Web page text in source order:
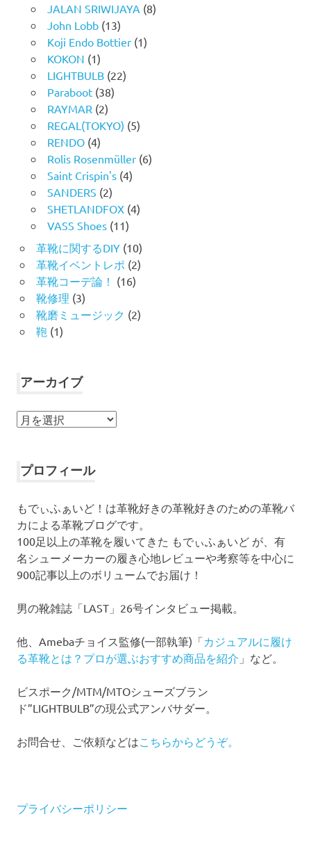
JALAN SRIWIJAYA (8)
John Lobb(13)
Koji Endo Bottier(1)
KOKON (1)
LIGHTBULB(22)
Paraboot(38)
RAYMAR (2)
REGAL(TOKYO) (5)
RENDO(4)
Rolis Rosenmüller(6)
Saint Crispin's(4)
SANDERS (2)
SHETLANDFOX(4)
VASS Shoes(11)
革靴に関するDIY(10)
革靴イベントレポ (2)
革靴コーデ論！ (16)
靴修理 (3)
靴磨ミュージック (2)
鞄 (1)
アーカイブ
ア
イ
プロフィール
もでぃふぁいど！は革靴好きの革靴好きのための革靴バ
カによる革靴ブログです。
100足以上の革靴を履いてきた もでぃふぁいど が、有
名シューメーカーの履き心地レビューや考察等を中心に
900記事以上のボリュームでお届け！
男の靴雑誌「LAST」26号インタビュー掲載。
他、Amebaチョイス監修(一部執筆)「カジュアルに履け
る革靴とは？プロが選ぶおすすめ商品を紹介 」など。
ビスポーク/MTM/MTOシューズブラン
ド”LIGHTBULB”の現公式アンバサダー。
お問合せ、ご依頼などは こちらからどうぞ。
プライバシーポリシー